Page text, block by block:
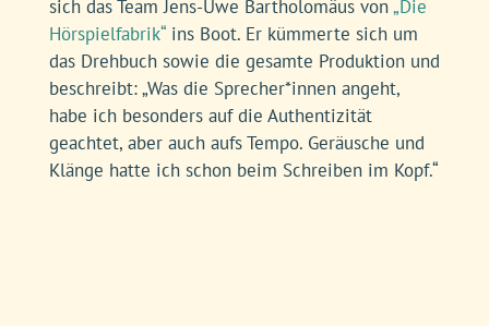
habe ich besonders auf die Authentizität
geachtet, aber auch aufs Tempo. Geräusche und
Klänge hatte ich schon beim Schreiben im Kopf.“